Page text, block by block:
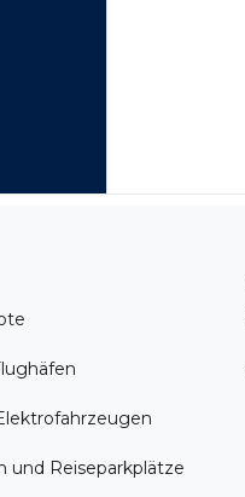
und Reiseparkplätze